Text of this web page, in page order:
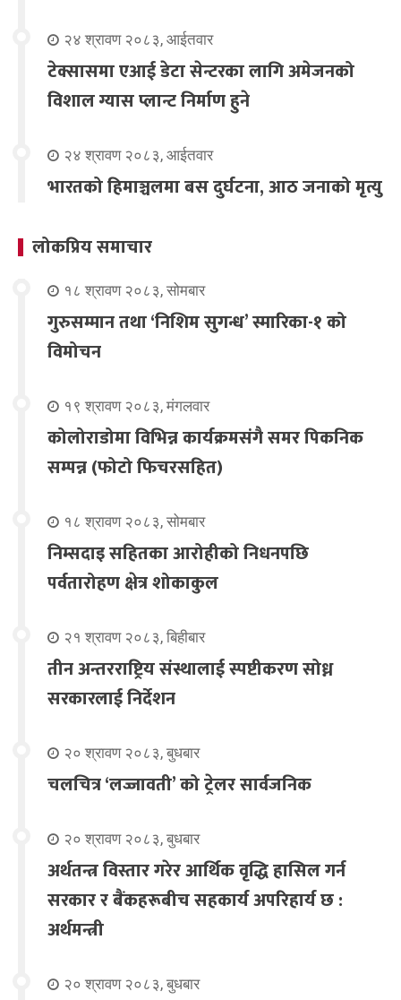
२४ श्रावण २०८३, आईतवार
टेक्सासमा एआई डेटा सेन्टरका लागि अमेजनको
विशाल ग्यास प्लान्ट निर्माण हुने
२४ श्रावण २०८३, आईतवार
भारतको हिमाञ्चलमा बस दुर्घटना, आठ जनाको मृत्यु
लोकप्रिय समाचार
१८ श्रावण २०८३, सोमबार
गुरुसम्मान तथा ‘निशिम सुगन्ध’ स्मारिका-१ को
विमोचन
१९ श्रावण २०८३, मंगलवार
कोलोराडोमा विभिन्न कार्यक्रमसंगै समर पिकनिक
सम्पन्न (फोटो फिचरसहित)
१८ श्रावण २०८३, सोमबार
निम्सदाइ सहितका आरोहीको निधनपछि
पर्वतारोहण क्षेत्र शोकाकुल
२१ श्रावण २०८३, बिहीबार
तीन अन्तरराष्ट्रिय संस्थालाई स्पष्टीकरण सोध्न
सरकारलाई निर्देशन
२० श्रावण २०८३, बुधबार
चलचित्र ‘लज्जावती’ को ट्रेलर सार्वजनिक
२० श्रावण २०८३, बुधबार
अर्थतन्त्र विस्तार गरेर आर्थिक वृद्धि हासिल गर्न
सरकार र बैंकहरूबीच सहकार्य अपरिहार्य छ :
अर्थमन्त्री
२० श्रावण २०८३, बुधबार